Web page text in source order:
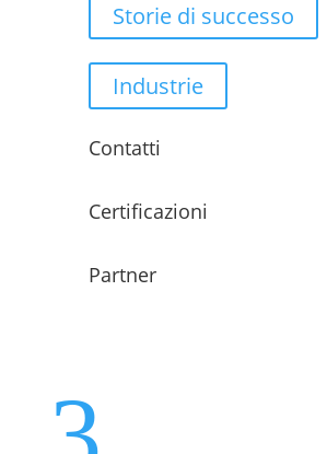
Storie di successo
Industrie
Contatti
Certificazioni
Partner